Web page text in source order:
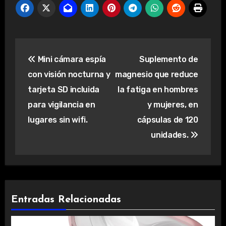
de
entradas
Mini cámara espía
con visión nocturna y
tarjeta SD incluida
para vigilancia en
lugares sin wifi.
Suplemento de
magnesio que reduce
la fatiga en hombres
y mujeres, en
cápsulas de 120
unidades.
Entradas Relacionadas